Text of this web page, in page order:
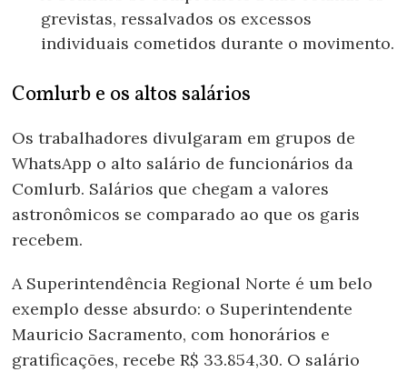
grevistas, ressalvados os excessos
individuais cometidos durante o movimento.
Comlurb e os altos salários
Os trabalhadores divulgaram em grupos de
WhatsApp o alto salário de funcionários da
Comlurb. Salários que chegam a valores
astronômicos se comparado ao que os garis
recebem.
A Superintendência Regional Norte é um belo
exemplo desse absurdo: o Superintendente
Mauricio Sacramento, com honorários e
gratificações, recebe R$ 33.854,30. O salário